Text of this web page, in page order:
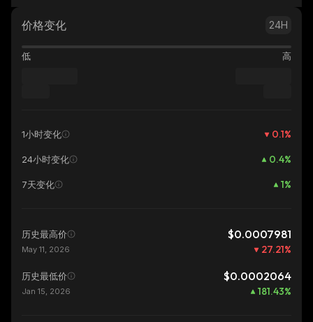
价格变化 24H
低 高
1小时变化 0.1%
24小时变化 0.4%
7天变化 1%
历史最高价 $0.0007981
May 11, 2026 27.21%
历史最低价 $0.0002064
Jan 15, 2026 181.43%